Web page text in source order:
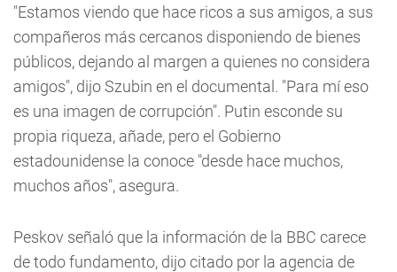
"Estamos viendo que hace ricos a sus amigos, a sus
compañeros más cercanos disponiendo de bienes
públicos, dejando al margen a quienes no considera
amigos", dijo Szubin en el documental. "Para mí eso
es una imagen de corrupción". Putin esconde su
propia riqueza, añade, pero el Gobierno
estadounidense la conoce "desde hace muchos,
muchos años", asegura.
Peskov señaló que la información de la BBC carece
de todo fundamento, dijo citado por la agencia de